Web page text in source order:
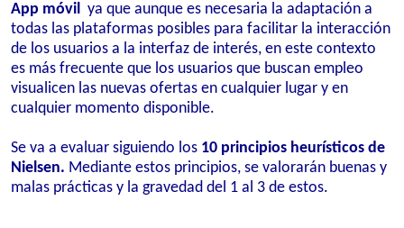
App móvil ya que aunque es necesaria la adaptación a
todas las plataformas posibles para facilitar la interacción
de los usuarios a la interfaz de interés, en este contexto
es más frecuente que los usuarios que buscan empleo
visualicen las nuevas ofertas en cualquier lugar y en
cualquier momento disponible.
Se va a evaluar siguiendo los 10 principios heurísticos de
Nielsen. Mediante estos principios, se valorarán buenas y
malas prácticas y la gravedad del 1 al 3 de estos.